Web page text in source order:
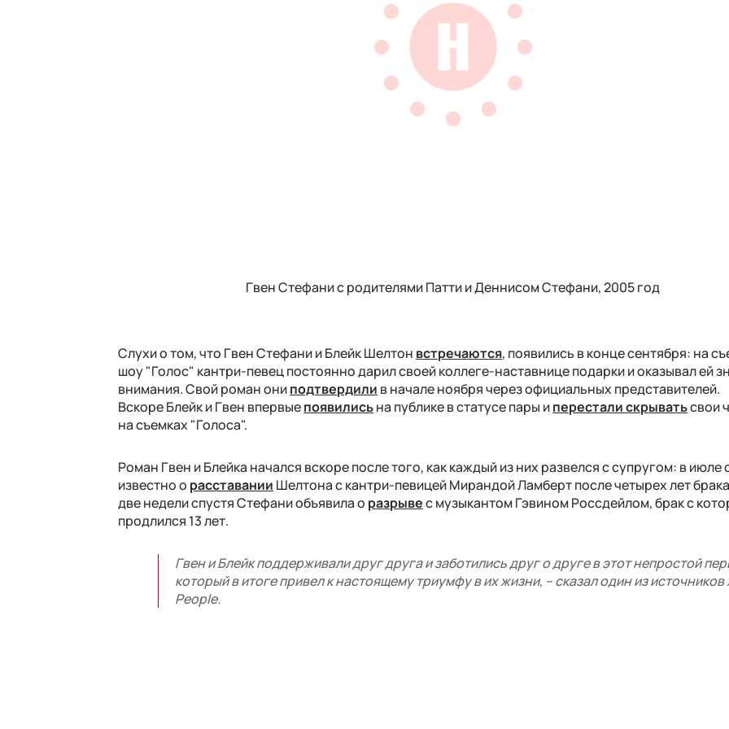
Гвен Стефани с родителями Патти и Деннисом Стефани, 2005 год
Слухи о том, что Гвен Стефани и Блейк Шелтон встречаются, появились в конце сентября: на
шоу "Голос" кантри-певец постоянно дарил своей коллеге-наставнице подарки и оказывал ей
внимания. Свой роман ониподтвердили в начале ноября через официальных представителей.
Вскоре Блейк и Гвен впервыепоявилисьна публике в статусе пары иперестали скрыватьсвои
на съемках "Голоса".
Роман Гвен и Блейка начался вскоре после того, как каждый из них развелся с супругом: в июле
известно о расставании Шелтона с кантри-певицей Мирандой Ламберт после четырех лет
две недели спустя Стефани объявила о разрывес музыкантом Гэвином Россдейлом, брак с
продлился 13 лет.
Гвен и Блейк поддерживали друг друга и заботились друг о друге в этот непростой
который в итоге привел к настоящему триумфу в их жизни, – сказал один из
People.